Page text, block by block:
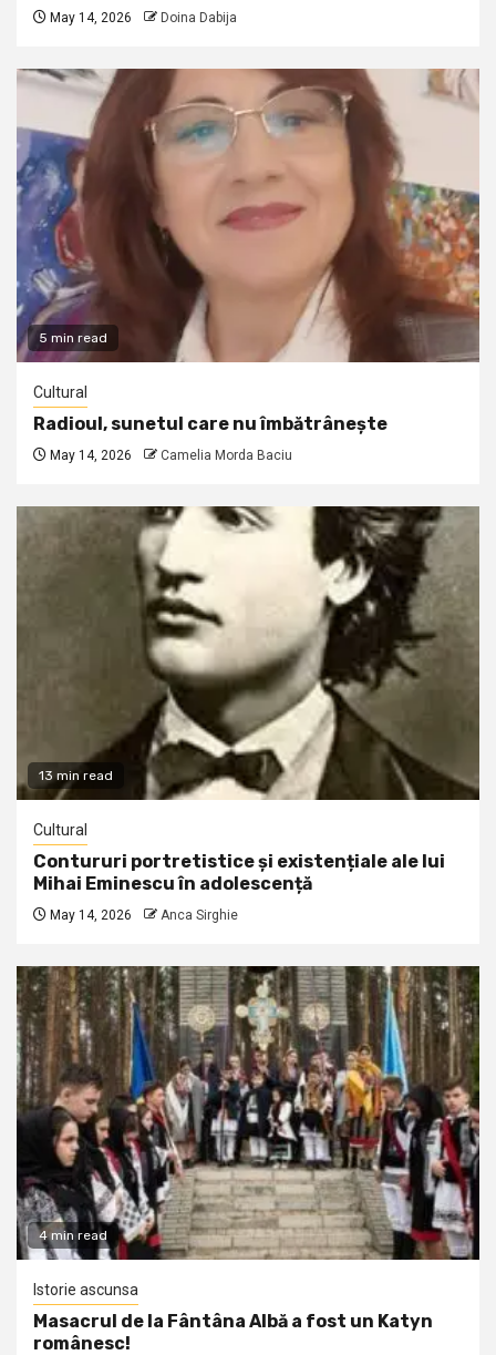
May 14, 2026 Doina Dabija
5 min read
Cultural
Radioul, sunetul care nu îmbătrânește
May 14, 2026 Camelia Morda Baciu
13 min read
Cultural
Contururi portretistice și existențiale ale lui
Mihai Eminescu în adolescență
May 14, 2026 Anca Sirghie
4 min read
Istorie ascunsa
Masacrul de la Fântâna Albă a fost un Katyn
românesc!